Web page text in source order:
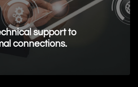
support to
connections.
Information